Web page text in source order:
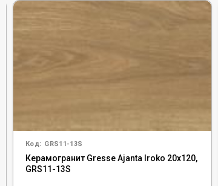
Код: GRS11-13S
Керамогранит Gresse Ajanta Iroko 20x120,
GRS11-13S